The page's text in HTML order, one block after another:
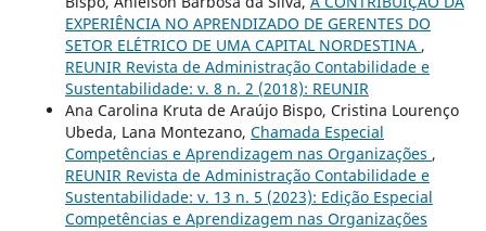
EXPERIÊNCIA NO APRENDIZADO DE GERENTES DO
SETOR ELÉTRICO DE UMA CAPITAL NORDESTINA ,
REUNIR Revista de Administração Contabilidade e
Sustentabilidade: v. 8 n. 2 (2018): REUNIR
Ana Carolina Kruta de Araújo Bispo, Cristina Lourenço
Ubeda, Lana Montezano, Chamada Especial
Competências e Aprendizagem nas Organizações ,
REUNIR Revista de Administração Contabilidade e
Sustentabilidade: v. 13 n. 5 (2023): Edição Especial
Competências e Aprendizagem nas Organizações